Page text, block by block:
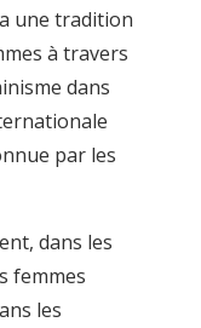
une tradition
à travers
dans
par les
dans les
femmes
les